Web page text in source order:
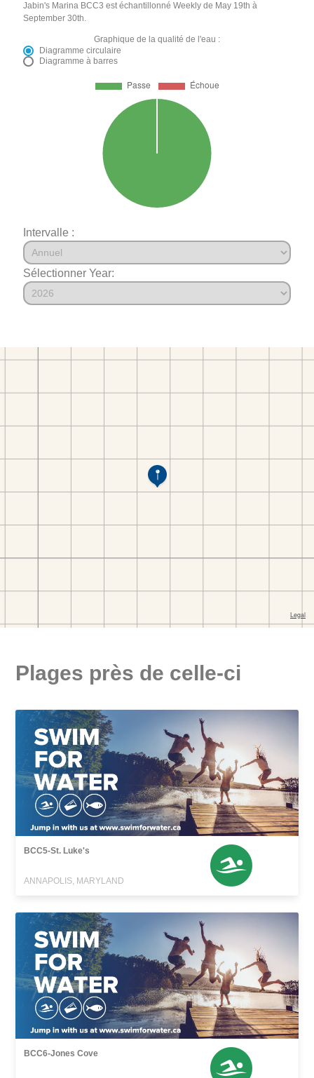
Jabin's Marina BCC3 est échantillonné Weekly de May 19th à
September 30th.
Graphique de la qualité de l'eau :
Diagramme circulaire
Diagramme à barres
Intervalle :
Sélectionner Year:
Plages près de celle-ci
BCC5-St. Luke's
ANNAPOLIS, MARYLAND
BCC6-Jones Cove